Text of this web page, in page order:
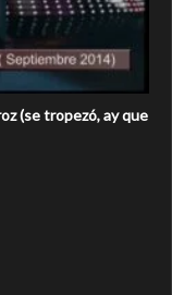
(se tropezó, ay que